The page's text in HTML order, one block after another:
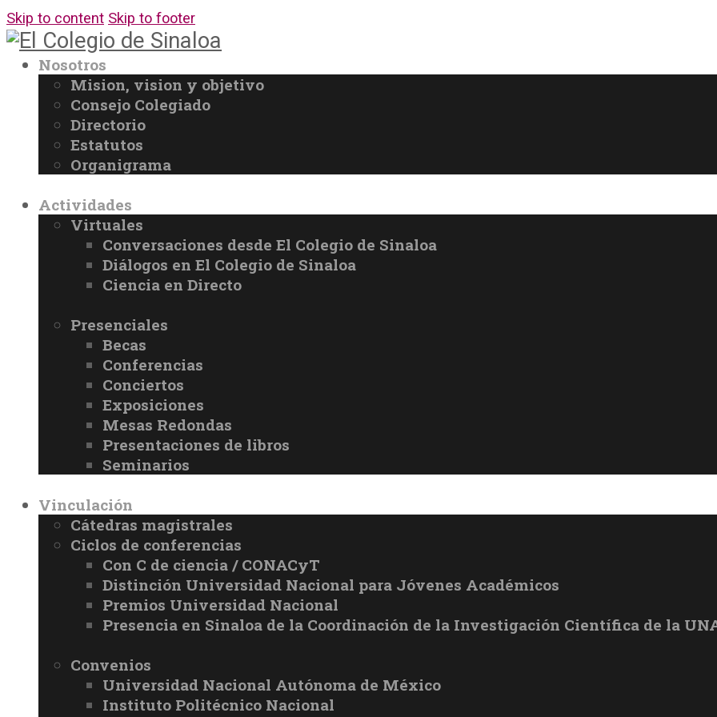
Skip to content Skip to footer
Nosotros
Mision, vision y objetivo
Consejo Colegiado
Directorio
Estatutos
Organigrama
Actividades
Virtuales
Conversaciones desde El Colegio de Sinaloa
Diálogos en El Colegio de Sinaloa
Ciencia en Directo
Presenciales
Becas
Conferencias
Conciertos
Exposiciones
Mesas Redondas
Presentaciones de libros
Seminarios
Vinculación
Cátedras magistrales
Ciclos de conferencias
Con C de ciencia / CONACyT
Distinción Universidad Nacional para Jóvenes Académicos
Premios Universidad Nacional
Presencia en Sinaloa de la Coordinación de la Investigación Científica de la
Convenios
Universidad Nacional Autónoma de México
Instituto Politécnico Nacional